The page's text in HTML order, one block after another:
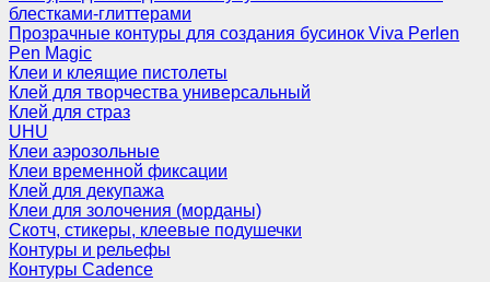
блестками-глиттерами
Прозрачные контуры для создания бусинок Viva Perlen
Pen Magic
Клеи и клеящие пистолеты
Клей для творчества универсальный
Клей для страз
UHU
Клеи аэрозольные
Клеи временной фиксации
Клей для декупажа
Клеи для золочения (морданы)
Скотч, стикеры, клеевые подушечки
Контуры и рельефы
Контуры Cadence